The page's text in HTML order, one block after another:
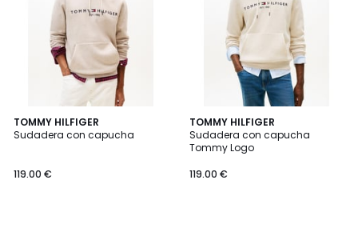
TOMMY HILFIGER
Sudadera con capucha
119.00 €
2
Colores
TOMMY HILFIGER
Sudadera con capucha
Tommy Logo
119.00 €
4,9
/ 5